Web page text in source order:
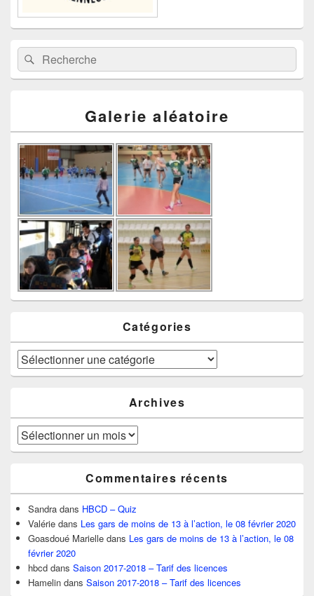
Recherche :Rechercher
Galerie aléatoire
Catégories
Catégories
Archives
Archives
Commentaires récents
Sandra dans HBCD – Quiz
Valérie dans Les gars de moins de 13 à l’action, le 08 février 2020
Goasdoué Marielle dans Les gars de moins de 13 à l’action, le 08
février 2020
hbcd dans Saison 2017-2018 – Tarif des licences
Hamelin dans Saison 2017-2018 – Tarif des licences